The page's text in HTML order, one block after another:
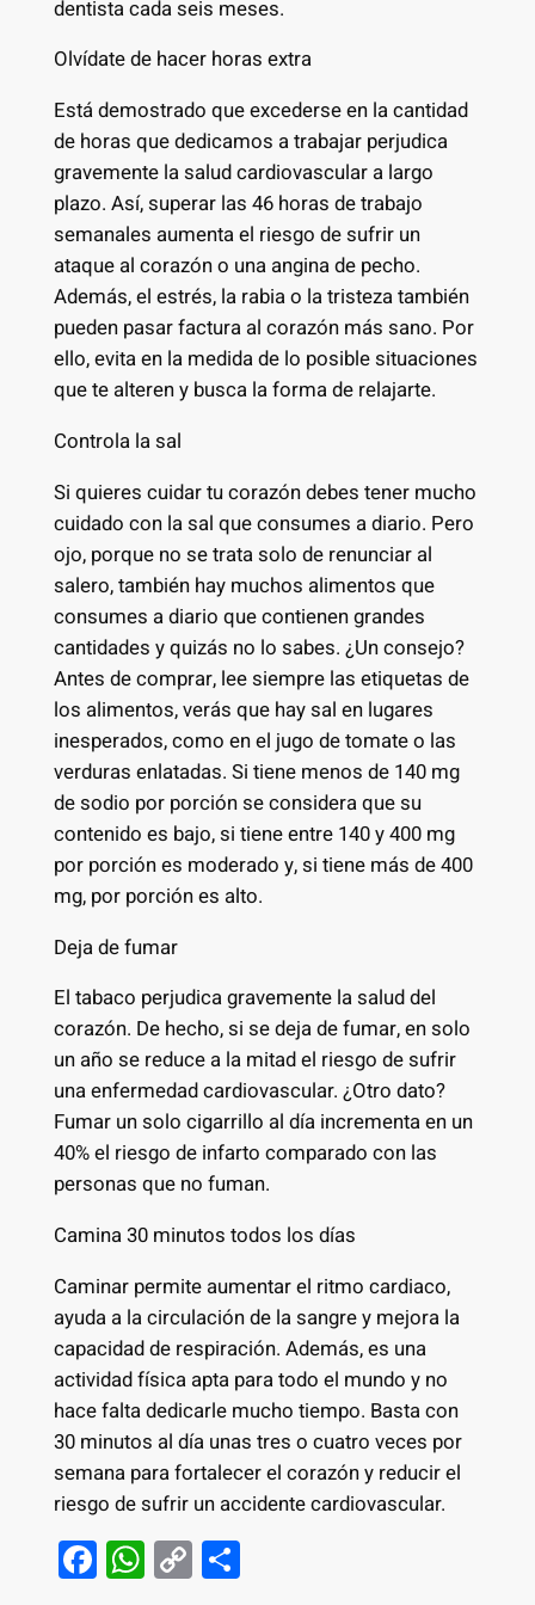
dentista cada seis meses.
Olvídate de hacer horas extra
Está demostrado que excederse en la cantidad
de horas que dedicamos a trabajar perjudica
gravemente la salud cardiovascular a largo
plazo. Así, superar las 46 horas de trabajo
semanales aumenta el riesgo de sufrir un
ataque al corazón o una angina de pecho.
Además, el estrés, la rabia o la tristeza también
pueden pasar factura al corazón más sano. Por
ello, evita en la medida de lo posible situaciones
que te alteren y busca la forma de relajarte.
Controla la sal
Si quieres cuidar tu corazón debes tener mucho
cuidado con la sal que consumes a diario. Pero
ojo, porque no se trata solo de renunciar al
salero, también hay muchos alimentos que
consumes a diario que contienen grandes
cantidades y quizás no lo sabes. ¿Un consejo?
Antes de comprar, lee siempre las etiquetas de
los alimentos, verás que hay sal en lugares
inesperados, como en el jugo de tomate o las
verduras enlatadas. Si tiene menos de 140 mg
de sodio por porción se considera que su
contenido es bajo, si tiene entre 140 y 400 mg
por porción es moderado y, si tiene más de 400
mg, por porción es alto.
Deja de fumar
El tabaco perjudica gravemente la salud del
corazón. De hecho, si se deja de fumar, en solo
un año se reduce a la mitad el riesgo de sufrir
una enfermedad cardiovascular. ¿Otro dato?
Fumar un solo cigarrillo al día incrementa en un
40% el riesgo de infarto comparado con las
personas que no fuman.
Camina 30 minutos todos los días
Caminar permite aumentar el ritmo cardiaco,
ayuda a la circulación de la sangre y mejora la
capacidad de respiración. Además, es una
actividad física apta para todo el mundo y no
hace falta dedicarle mucho tiempo. Basta con
30 minutos al día unas tres o cuatro veces por
semana para fortalecer el corazón y reducir el
riesgo de sufrir un accidente cardiovascular.
F W C S